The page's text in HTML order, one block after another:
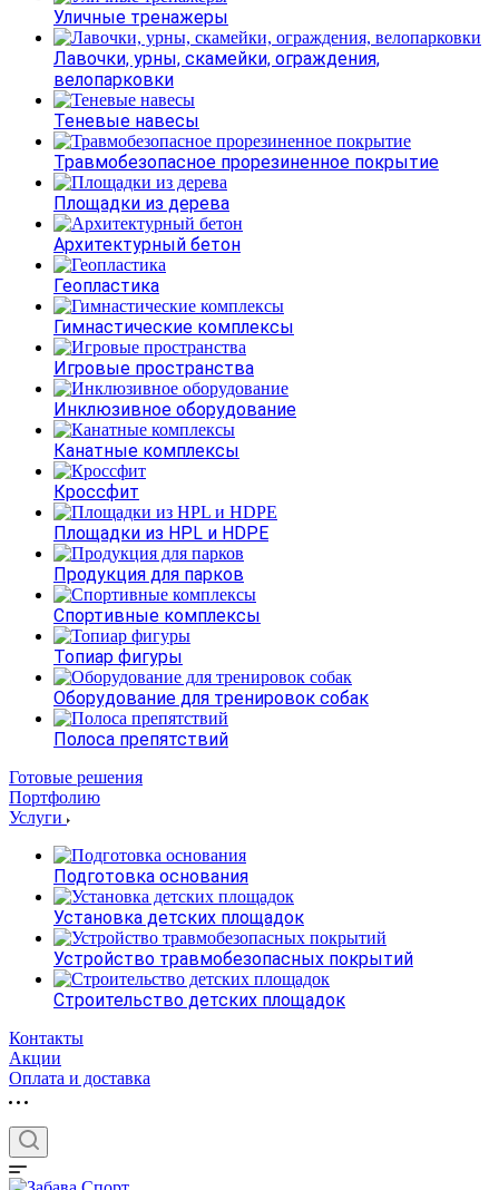
Уличные тренажеры
Лавочки, урны, скамейки, ограждения,
велопарковки
Теневые навесы
Травмобезопасное прорезиненное покрытие
Площадки из дерева
Архитектурный бетон
Геопластика
Гимнастические комплексы
Игровые пространства
Инклюзивное оборудование
Канатные комплексы
Кроссфит
Площадки из HPL и HDPE
Продукция для парков
Спортивные комплексы
Топиар фигуры
Оборудование для тренировок собак
Полоса препятствий
Готовые решения
Портфолию
Услуги
Подготовка основания
Установка детских площадок
Устройство травмобезопасных покрытий
Строительство детских площадок
Контакты
Акции
Оплата и доставка